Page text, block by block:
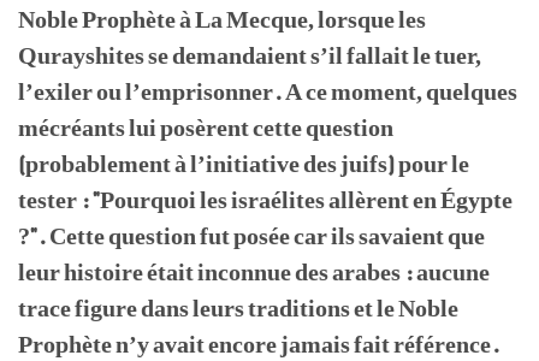
Noble Prophète à La Mecque, lorsque les
Qurayshites se demandaient s’il fallait le tuer,
l’exiler ou l’emprisonner. A ce moment, quelques
mécréants lui posèrent cette question
(probablement à l’initiative des juifs) pour le
tester : "Pourquoi les israélites allèrent en Égypte
?". Cette question fut posée car ils savaient que
leur histoire était inconnue des arabes : aucune
trace figure dans leurs traditions et le Noble
Prophète n’y avait encore jamais fait référence.